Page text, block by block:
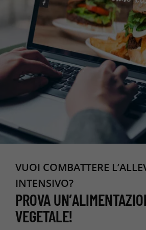
VUOI COMBATTERE
INTENSIVO?
PROVA
VEGETALE!